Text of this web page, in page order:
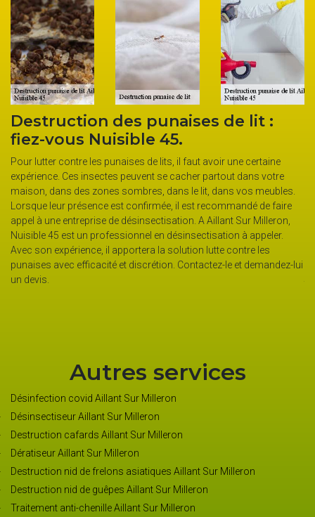
Destruction des punaises de lit :
fiez-vous Nuisible 45.
Pour lutter contre les punaises de lits, il faut avoir une certaine
expérience. Ces insectes peuvent se cacher partout dans votre
maison, dans des zones sombres, dans le lit, dans vos meubles.
Lorsque leur présence est confirmée, il est recommandé de faire
appel à une entreprise de désinsectisation. A Aillant Sur Milleron,
Nuisible 45 est un professionnel en désinsectisation à appeler.
Avec son expérience, il apportera la solution lutte contre les
punaises avec efficacité et discrétion. Contactez-le et demandez-lui
un devis.
Autres services
Désinfection covid Aillant Sur Milleron
Désinsectiseur Aillant Sur Milleron
Destruction cafards Aillant Sur Milleron
Dératiseur Aillant Sur Milleron
Destruction nid de frelons asiatiques Aillant Sur Milleron
Destruction nid de guêpes Aillant Sur Milleron
Traitement anti-chenille Aillant Sur Milleron